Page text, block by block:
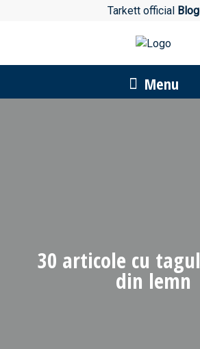
Tarkett official Blog
Menu
30 articole cu tagul
din lemn